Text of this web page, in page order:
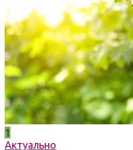
1
Актуально